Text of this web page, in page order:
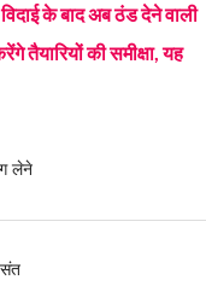
के बाद अब ठंड देने वाली
तैयारियों की समीक्षा, यह
लेने